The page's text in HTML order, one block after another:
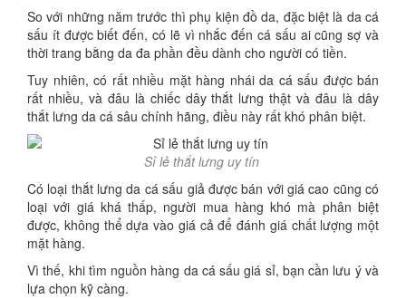
So với những năm trước thì phụ kiện đồ da, đặc biệt là da cá
sấu ít được biết đến, có lẽ vì nhắc đến cá sấu ai cũng sợ và
thời trang bằng da đa phần đều dành cho người có tiền.
Tuy nhiên, có rất nhiều mặt hàng nhái da cá sấu được bán
rất nhiều, và đâu là chiếc dây thắt lưng thật và đâu là dây
thắt lưng da cá sâu chính hãng, điều này rất khó phân biệt.
Sỉ lẻ thắt lưng uy tín
Có loại thắt lưng da cá sấu giả được bán với giá cao cũng có
loại với giá khá thấp, người mua hàng khó mà phân biệt
được, không thể dựa vào giá cả để đánh giá chất lượng một
mặt hàng.
Vì thế, khi tìm nguồn hàng da cá sấu giá sỉ, bạn cần lưu ý và
lựa chọn kỹ càng.